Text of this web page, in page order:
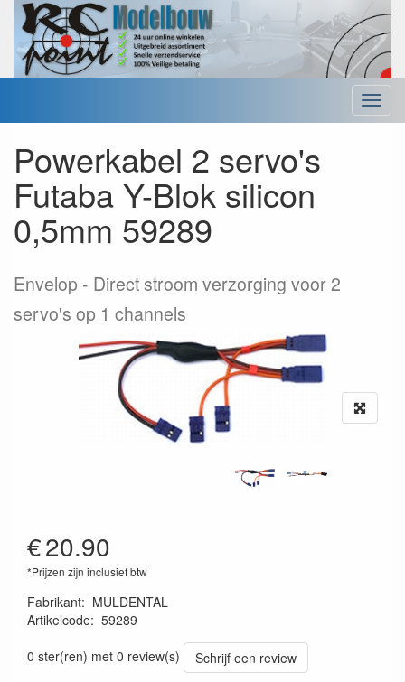
Menu
Powerkabel 2 servo's
Futaba Y-Blok silicon
0,5mm 59289
Envelop
Direct stroom verzorging voor 2
servo's op 1 channels
€20.90
*Prijzen zijn inclusief btw
Fabrikant: MULDENTAL
Artikelcode: 59289
0 ster(ren) met 0 review(s)
Schrijf een review